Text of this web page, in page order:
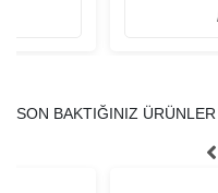
SON BAKTIĞINIZ ÜRÜNLER